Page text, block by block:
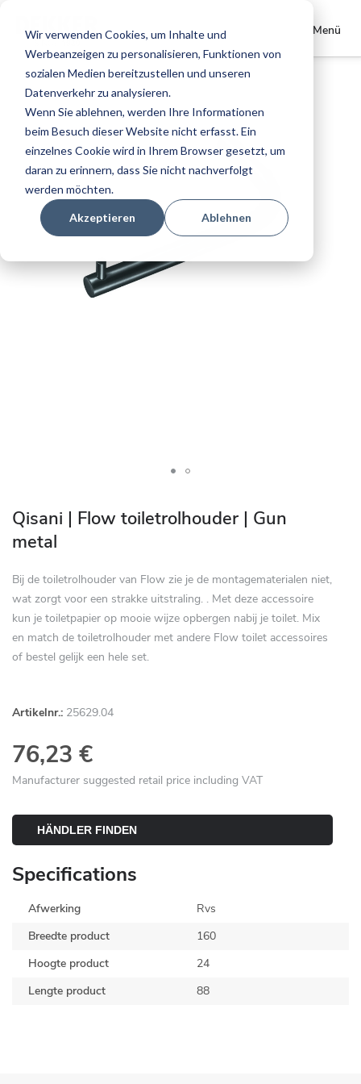
Wir verwenden Cookies, um Inhalte und
Werbeanzeigen zu personalisieren, Funktionen von
sozialen Medien bereitzustellen und unseren
Datenverkehr zu analysieren.
Wenn Sie ablehnen, werden Ihre Informationen
beim Besuch dieser Website nicht erfasst. Ein
einzelnes Cookie wird in Ihrem Browser gesetzt, um
daran zu erinnern, dass Sie nicht nachverfolgt
werden möchten.
Akzeptieren Ablehnen
Menü
Store
wählen
Dekker Zevenhuizen DE
Qisani | Flow toiletrolhouder | Gun
metal
Bij de toiletrolhouder van Flow zie je de montagematerialen niet,
wat zorgt voor een strakke uitstraling. . Met deze accessoire
kun je toiletpapier op mooie wijze opbergen nabij je toilet. Mix
en match de toiletrolhouder met andere Flow toilet accessoires
of bestel gelijk een hele set.
Artikelnr.: 25629.04
76,23 €
Manufacturer suggested retail price including VAT
HÄNDLER FINDEN
Ende
der
Bildgalerie
springen
Anfang
der
Bildgalerie
Specifications
Afwerking
Rvs
Breedte product
160
Hoogte product
24
Lengte product
88